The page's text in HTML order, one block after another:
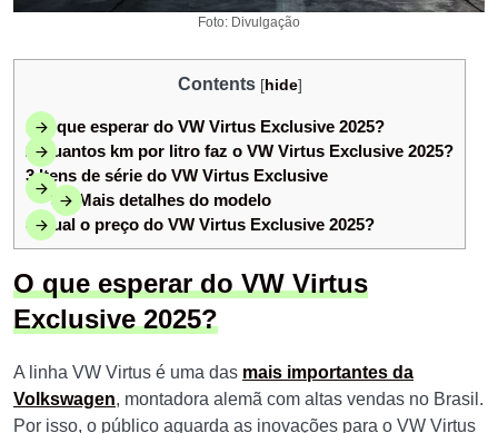
Foto: Divulgação
Contents [hide]
1 O que esperar do VW Virtus Exclusive 2025?
2 Quantos km por litro faz o VW Virtus Exclusive 2025?
3Itens de série do VW Virtus Exclusive
3.1 Mais detalhes do modelo
4 Qual o preço do VW Virtus Exclusive 2025?
O que esperar do VW Virtus
Exclusive 2025?
A linha VW Virtus é uma das mais importantes da
Volkswagen, montadora alemã com altas vendas no Brasil.
Por isso, o público aguarda as inovações para o VW Virtus